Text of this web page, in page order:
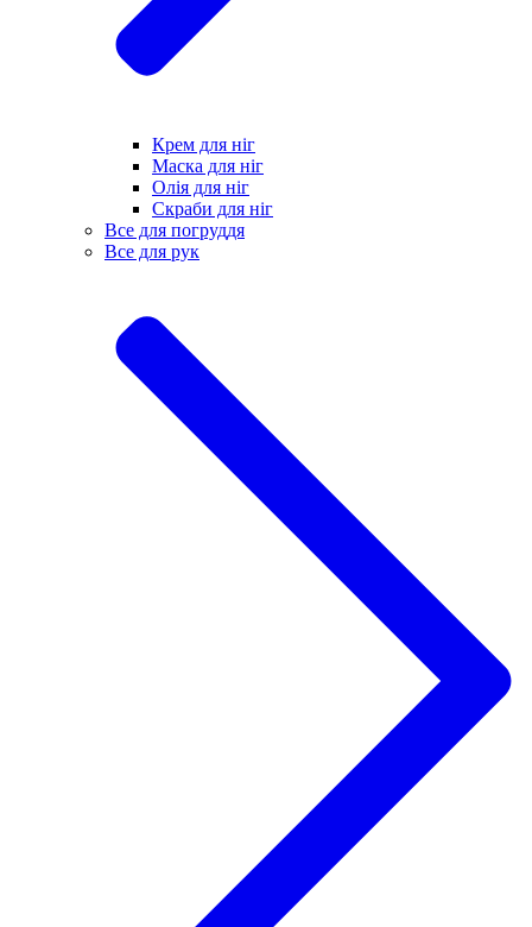
Крем для ніг
Маска для ніг
Олія для ніг
Скраби для ніг
Все для погруддя
Все для рук